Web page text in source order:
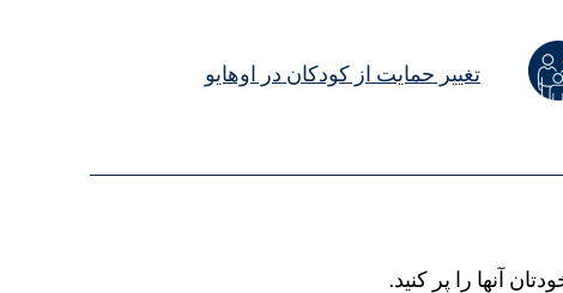
تغییر حمایت از کودکان در اوهایو
آنها را پر کنید.